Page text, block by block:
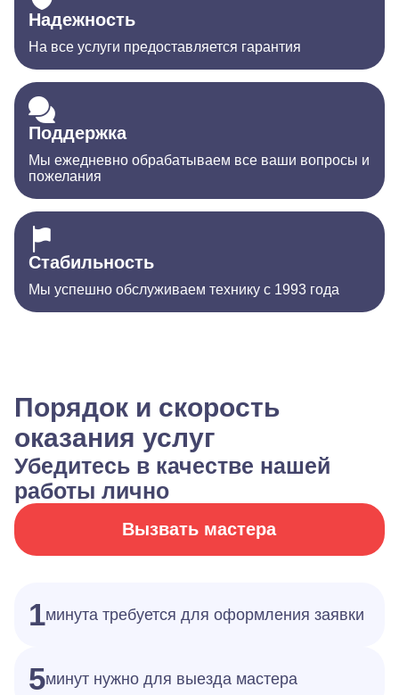
Надежность
На все услуги предоставляется гарантия
Поддержка
Мы ежедневно обрабатываем все ваши вопросы и
пожелания
Стабильность
Мы успешно обслуживаем технику с 1993 года
Порядок и скорость
оказания услуг
Убедитесь в качестве нашей
работы лично
Вызвать мастера
1минута требуется для оформления заявки
5минут нужно для выезда мастера